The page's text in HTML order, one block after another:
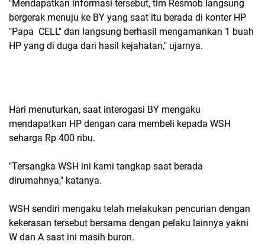
"Mendapatkan informasi tersebut, tim Resmob langsung
bergerak menuju ke BY yang saat itu berada di konter HP
"Papa CELL" dan langsung berhasil mengamankan 1 buah
HP yang di duga dari hasil kejahatan," ujarnya.
Hari menuturkan, saat interogasi BY mengaku
mendapatkan HP dengan cara membeli kepada WSH
seharga Rp 400 ribu.
"Tersangka WSH ini kami tangkap saat berada
dirumahnya," katanya.
WSH sendiri mengaku telah melakukan pencurian dengan
kekerasan tersebut bersama dengan pelaku lainnya yakni
W dan A saat ini masih buron.